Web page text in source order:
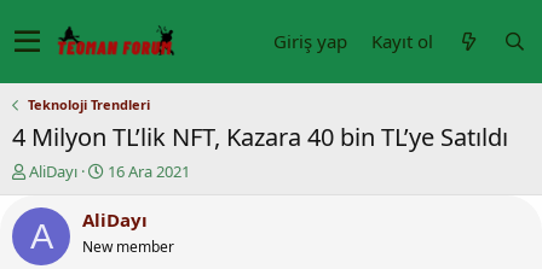
Giriş yap Kayıt ol
Teknoloji Trendleri
4 Milyon TL’lik NFT, Kazara 40 bin TL’ye Satıldı
K
o
n
u
y
AliDayı
B
ş
a
16 Ara 2021
A AliDayı
New member